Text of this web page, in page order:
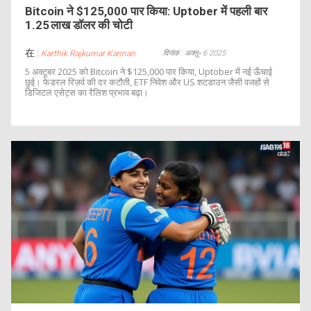
Bitcoin ने $125,000 पार किया: Uptober में पहली बार
1.25 लाख डॉलर की चोटी
在 : Karthik Rajkumar Kannan दिनांक : अक्तू॰ 6 2025
5 अक्टूबर 2025 को Bitcoin ने $125,000 पार किया, Uptober में नई ऊँचाई
छुई। फेडरल रिज़र्व की दर कटौती, ETF निवेश और US शटडाउन जैसी वजहों से
डिजिटल एसेट्स का रैलिश प्रभाव बढ़ा।